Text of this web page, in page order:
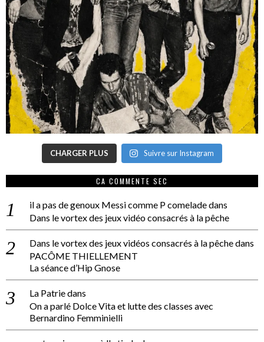
CHARGER PLUS Suivre sur Instagram
CA COMMENTE SEC
il a pas de genoux Messi comme P comeladedans
Dans le vortex des jeux vidéo consacrés à la pêche
Dans le vortex des jeux vidéos consacrés à la pêchedans
PACÔME THIELLEMENT
La séance d’Hip Gnose
La Patriedans
On a parlé Dolce Vita et lutte des classes avec
Bernardino Femminielli